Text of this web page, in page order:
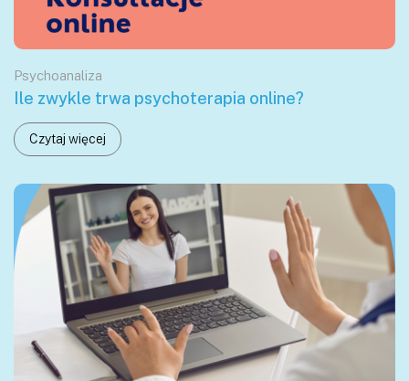
Psychoanaliza
Ile zwykle trwa psychoterapia online?
Czytaj więcej